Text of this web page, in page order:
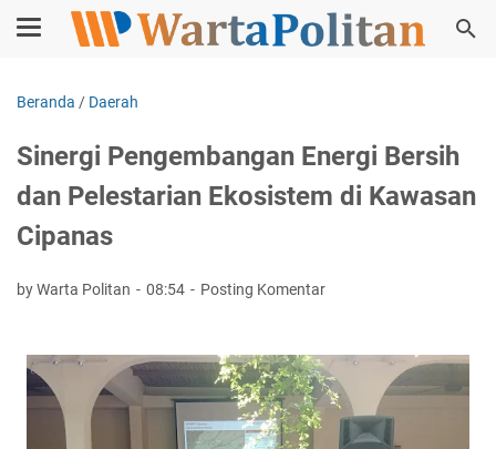
Beranda / Daerah
Sinergi Pengembangan Energi Bersih
dan Pelestarian Ekosistem di Kawasan
Cipanas
by Warta Politan 08:54 Posting Komentar